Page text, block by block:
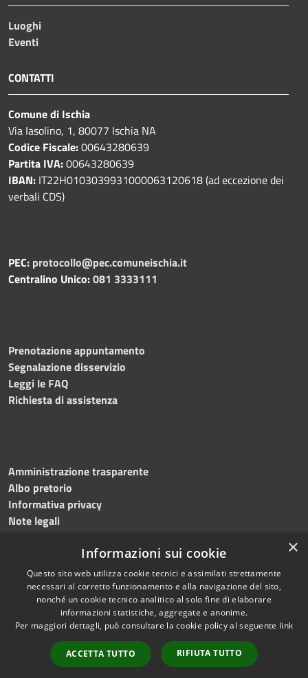
Luoghi
Eventi
CONTATTI
Comune di Ischia
Via Iasolino, 1, 80077 Ischia NA
Codice Fiscale:00643280639
Partita IVA:00643280639
IBAN: IT22H0103039931000063120618 (ad eccezione dei
verbali CDS)
PEC: protocollo@pec.comuneischia.it
Centralino Unico:081 3333111
Prenotazione appuntamento
Segnalazione disservizio
Leggi le FAQ
Richiesta di assistenza
Amministrazione trasparente
Albo pretorio
Informativa privacy
Note legali
Obiettivi accessibilità 2026
RSS
Accessibilità
Copyright © 2026 • Comune di
Municipium•
Accesso
redazione
×
Informazioni sui cookie
Questo sito web utilizza cookie tecnici e assimilati strettamente
necessari al corretto funzionamento e alla navigazione del sito,
nonché un cookie tecnico analitico al solo fine di elaborare
informazioni statistiche, aggregate e anonime.
Per maggiori dettagli, può consultare la cookie policy al seguente link
ACCETTA TUTTO RIFIUTA TUTTO